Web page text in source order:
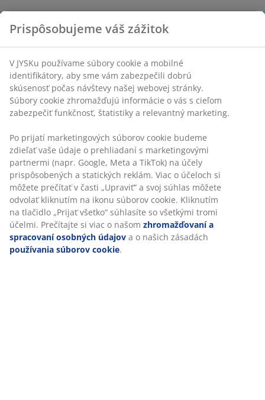
Okrúhly jedálenský stôl s doskou z dekoračnej dyhy s
dubovým vzhľadom a čiernymi nohami z ocele. Ø120 x
V75 cm
SKU: 3670354
Návod na montáž
Špecifikácie
Hodnotenia
(116)
Prispôsobujeme váš zážitok
V JYSKu používame súbory cookie a mobilné identifikátory,
našej webovej stránky. Súbory cookie zhromažďujú
informácie o vás s cieľom zabezpečiť funkčnosť, štatistiky a
relevantný marketing.
Po prijatí marketingových súborov cookie budeme zdieľať
vaše údaje o prehliadaní s marketingovými partnermi
(napr. Google, Meta a TikTok) na účely prispôsobených a
statických reklám. Viac o účeloch si môžete prečítať v časti
„Upraviť“ a svoj súhlas môžete odvolať kliknutím na ikonu
súborov cookie. Kliknutím na tlačidlo „Prijať všetko“